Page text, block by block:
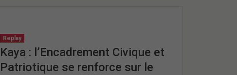
Replay
Kaya : l’Encadrement Civique et
Patriotique se renforce sur le